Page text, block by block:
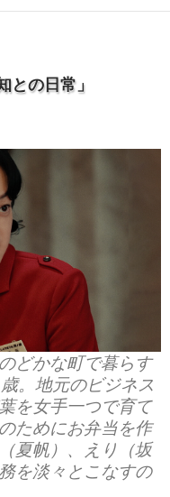
との日常」
どかな町で暮らす
。地元のビジネス
を女手一つで育て
ためにお弁当を作
夏帆）、えり（坂
を淡々とこなすの